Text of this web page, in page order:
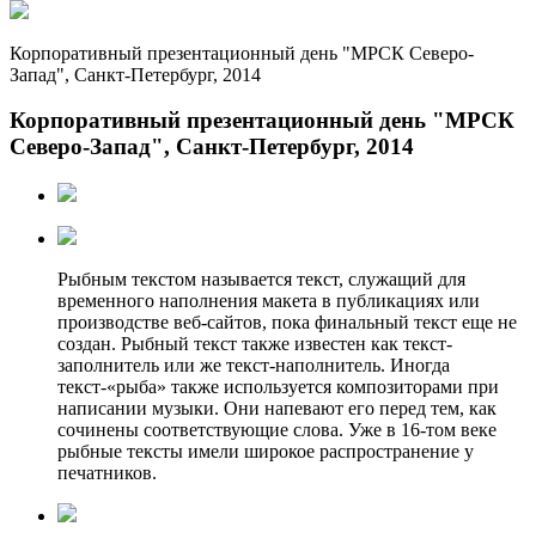
Корпоративный презентационный день "МРСК Северо-
Запад", Санкт-Петербург, 2014
Корпоративный презентационный день "МРСК
Северо-Запад", Санкт-Петербург, 2014
Рыбным текстом называется текст, служащий для
временного наполнения макета в публикациях или
производстве веб-сайтов, пока финальный текст еще не
создан. Рыбный текст также известен как текст-
заполнитель или же текст-наполнитель. Иногда
текст-«рыба» также используется композиторами при
написании музыки. Они напевают его перед тем, как
сочинены соответствующие слова. Уже в 16-том веке
рыбные тексты имели широкое распространение у
печатников.